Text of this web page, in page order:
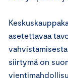
asetettavaa
siirtymä on